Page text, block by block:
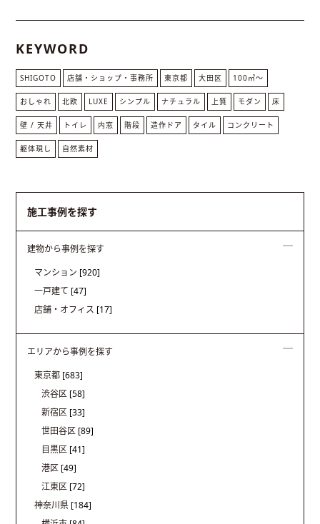
KEYWORD
SHIGOTO 店舗・ショップ・事務所 東京都 大田区 100㎡〜
おしゃれ 北欧 LUXE シンプル ナチュラル 上質 モダン 床
壁 / 天井 トイレ 内窓 階段 造作ドア タイル コンクリート
躯体現し 自然素材
施工事例を探す
建物から事例を探す
マンション [920]
一戸建て [47]
店舗・オフィス [17]
エリアから事例を探す
東京都 [683]
渋谷区 [58]
新宿区 [33]
世田谷区 [89]
目黒区 [41]
港区 [49]
江東区 [72]
神奈川県 [184]